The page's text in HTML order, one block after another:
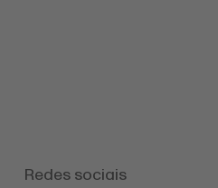
Redes sociais